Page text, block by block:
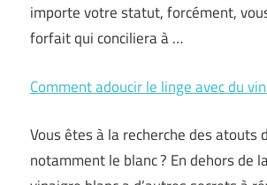
importe votre statut, forcément,
forfait qui conciliera à …
Comment adoucir le linge avec du
Vous êtes à la recherche des atouts
notamment le blanc ? En dehors de